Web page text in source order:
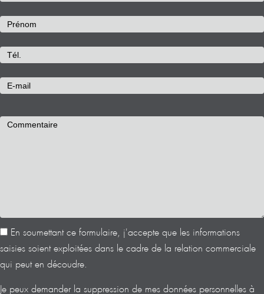
En soumettant ce formulaire, j'accepte que les informations
saisies soient exploitées dans le cadre de la relation commerciale
qui peut en découdre.
Je peux demander la suppression de mes données personnelles à